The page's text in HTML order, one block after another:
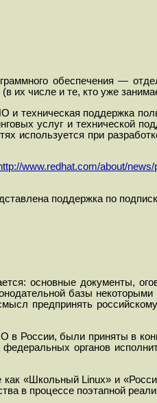
обеспечения —
их числе и те, кто уже
и техническая поддержка
услуг и технической
используется при
www.redhat.com/about/
поддержка по
основные документы,
базы
предпринять
России, были приняты в
органов
как «Школьный Linux» и
в процессе поэтапной